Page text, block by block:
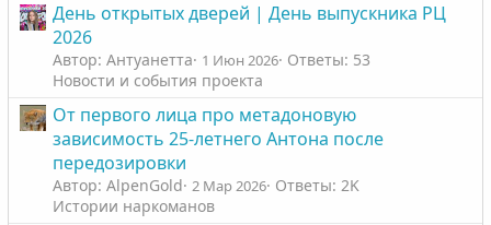
День открытых дверей | День выпускника РЦ
2026
Автор: Антуанетта 1 Июн 2026 Ответы: 53
Новости и события проекта
От первого лица про метадоновую
зависимость 25-летнего Антона после
передозировки
Автор: AlpenGold 2 Мар 2026 Ответы: 2K
Истории наркоманов